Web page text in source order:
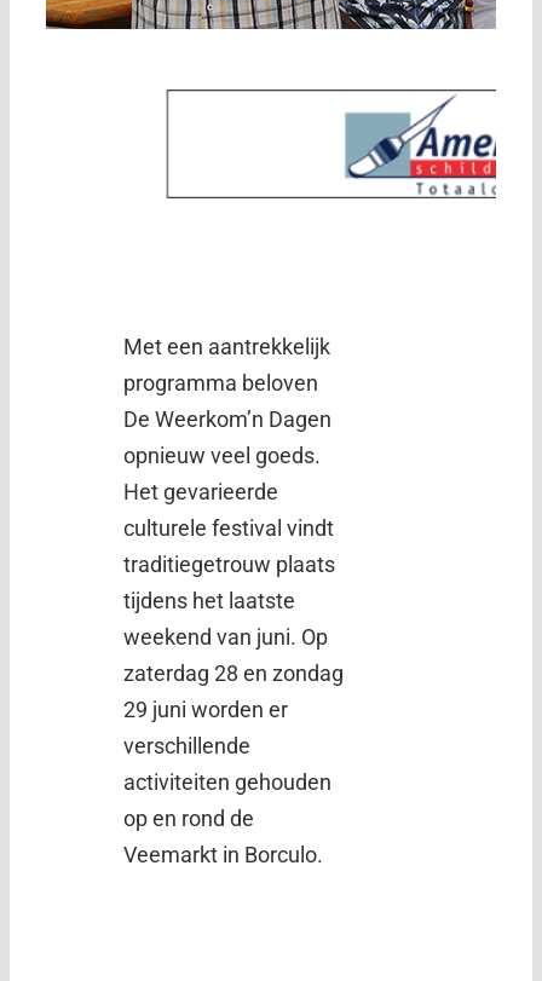
Met een aantrekkelijk
programma beloven
De Weerkom’n Dagen
opnieuw veel goeds.
Het gevarieerde
culturele festival vindt
traditiegetrouw plaats
tijdens het laatste
weekend van juni. Op
zaterdag 28 en zondag
29 juni worden er
verschillende
activiteiten gehouden
op en rond de
Veemarkt in Borculo.